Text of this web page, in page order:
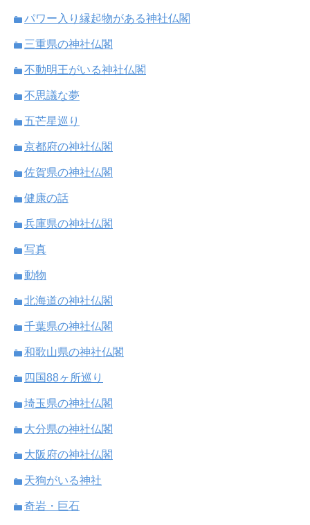
パワー入り縁起物がある神社仏閣
三重県の神社仏閣
不動明王がいる神社仏閣
不思議な夢
五芒星巡り
京都府の神社仏閣
佐賀県の神社仏閣
健康の話
兵庫県の神社仏閣
写真
動物
北海道の神社仏閣
千葉県の神社仏閣
和歌山県の神社仏閣
四国88ヶ所巡り
埼玉県の神社仏閣
大分県の神社仏閣
大阪府の神社仏閣
天狗がいる神社
奇岩・巨石